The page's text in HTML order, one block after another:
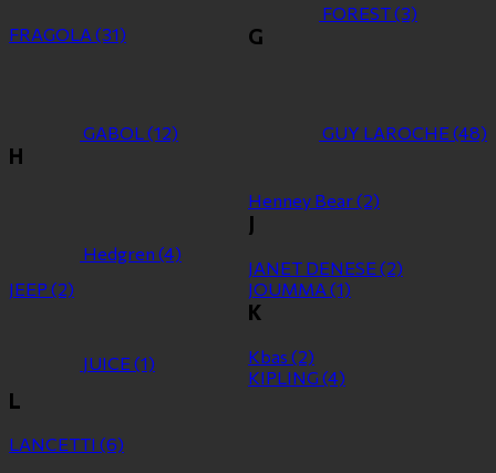
FOREST(3)
FRAGOLA (31) G
GABOL(12) GUY LAROCHE (48)
H
Hedgren (4)
Henney Bear(2)
J
JANET DENESE (2)
JEEP (2) JOUMMA (1)
JUICE (1)
K
Kbas (2)
KIPLING (4)
L
LANCETTI (6)